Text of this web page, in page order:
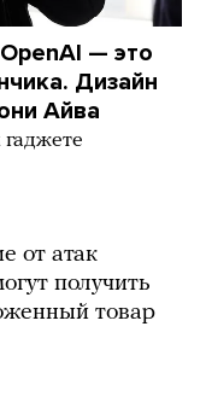
— это
Дизайн
Айва
от атак
получить
товар